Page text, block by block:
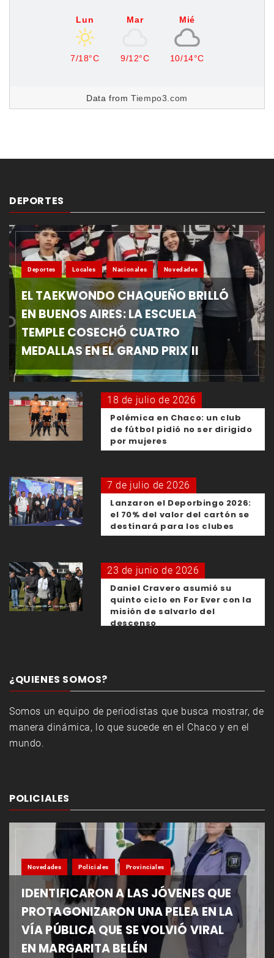
Lun
7/18°C
Mar
9/12°C
Mié
10/14°C
Data fromTiempo3.com
DEPORTES
Deportes Locales Nacionales Novedades
EL TAEKWONDO CHAQUEÑO BRILLÓ
EN BUENOS AIRES: LA ESCUELA
TEMPLE COSECHÓ CUATRO
MEDALLAS EN EL GRAND PRIX II
18 de julio de 2026
Polémica en Chaco: un club
de fútbol pidió no ser dirigido
por mujeres
7 de julio de 2026
Lanzaron el Deporbingo 2026:
el 70% del valor del cartón se
destinará para los clubes
23 de junio de 2026
Daniel Cravero asumió su
quinto ciclo en For Ever con la
misión de salvarlo del
descenso
¿QUIENES SOMOS?
Somos un equipo de periodistas que busca mostrar, de
manera dinámica, lo que sucede en el Chaco y en el
mundo.
POLICIALES
Novedades Policiales Provinciales
IDENTIFICARON A LAS JÓVENES QUE
PROTAGONIZARON UNA PELEA EN LA
VÍA PÚBLICA QUE SE VOLVIÓ VIRAL
EN MARGARITA BELÉN